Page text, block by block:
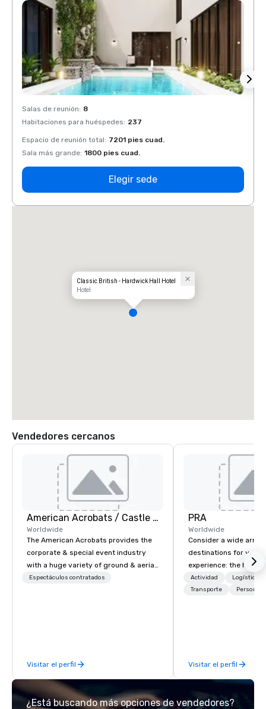
Salas de reunión: 8
Habitaciones para huéspedes: 237
Espacio de reunión total: 7201 pies cuad.
Sala más grande: 1800 pies cuad.
Elegir sede
Classic British - Hardwick Hall Hotel
Hotel
Vendedores cercanos
American Acrobats / Castle Productions
Worldwide
The American Acrobats provides the
corporate & special event industry
with a huge variety of ground & aerial
performances using elite professional
Espectáculos contratados
Visitar el perfil
PRA
Worldwide
Consider a wide array
destinations for your
experience: the
charming South, all-
Midwest, or
Actividad
Logística/
Transporte
Personal
Visitar el perfil
¿Está buscando más opciones de vendedores?